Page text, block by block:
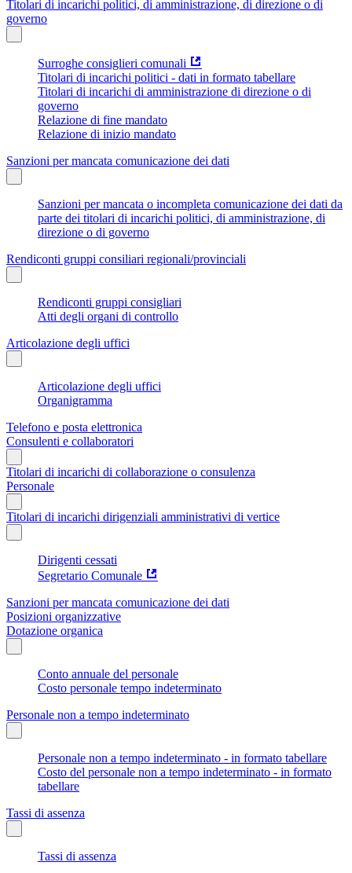
Titolari di incarichi politici, di amministrazione, di direzione o di
governo
Surroghe consiglieri comunali
Titolari di incarichi politici - dati in formato tabellare
Titolari di incarichi di amministrazione di direzione o di
governo
Relazione di fine mandato
Relazione di inizio mandato
Sanzioni per mancata comunicazione dei dati
Sanzioni per mancata o incompleta comunicazione dei dati da
parte dei titolari di incarichi politici, di amministrazione, di
direzione o di governo
Rendiconti gruppi consiliari regionali/provinciali
Rendiconti gruppi consigliari
Atti degli organi di controllo
Articolazione degli uffici
Articolazione degli uffici
Organigramma
Telefono e posta elettronica
Consulenti e collaboratori
Titolari di incarichi di collaborazione o consulenza
Personale
Titolari di incarichi dirigenziali amministrativi di vertice
Dirigenti cessati
Segretario Comunale
Sanzioni per mancata comunicazione dei dati
Posizioni organizzative
Dotazione organica
Conto annuale del personale
Costo personale tempo indeterminato
Personale non a tempo indeterminato
Personale non a tempo indeterminato - in formato tabellare
Costo del personale non a tempo indeterminato - in formato
tabellare
Tassi di assenza
Tassi di assenza